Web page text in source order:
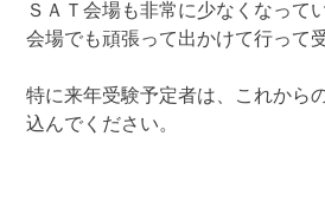
ＳＡＴ会場も非常に少なくなって
会場でも頑張って出かけて行って
特に来年受験予定者は、これから
込んでください。